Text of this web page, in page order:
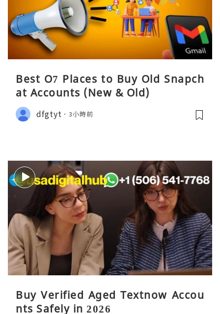
Best O7 Places to Buy Old Snapch
at Accounts (New & Old)
dfgtyt 3小時前
Buy Verified Aged Textnow Accou
nts Safely in 2026